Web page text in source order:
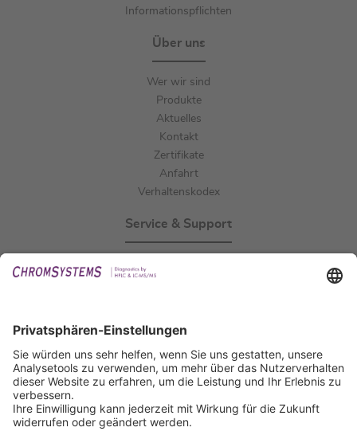
Informationspflichten
Über uns
Wer wir sind
Produkte
Aktuelles
Kontakt
Zertifikate
Anfahrt
Verhaltenskodex
Service & Support
IFU anfordern
Zertifizierungen